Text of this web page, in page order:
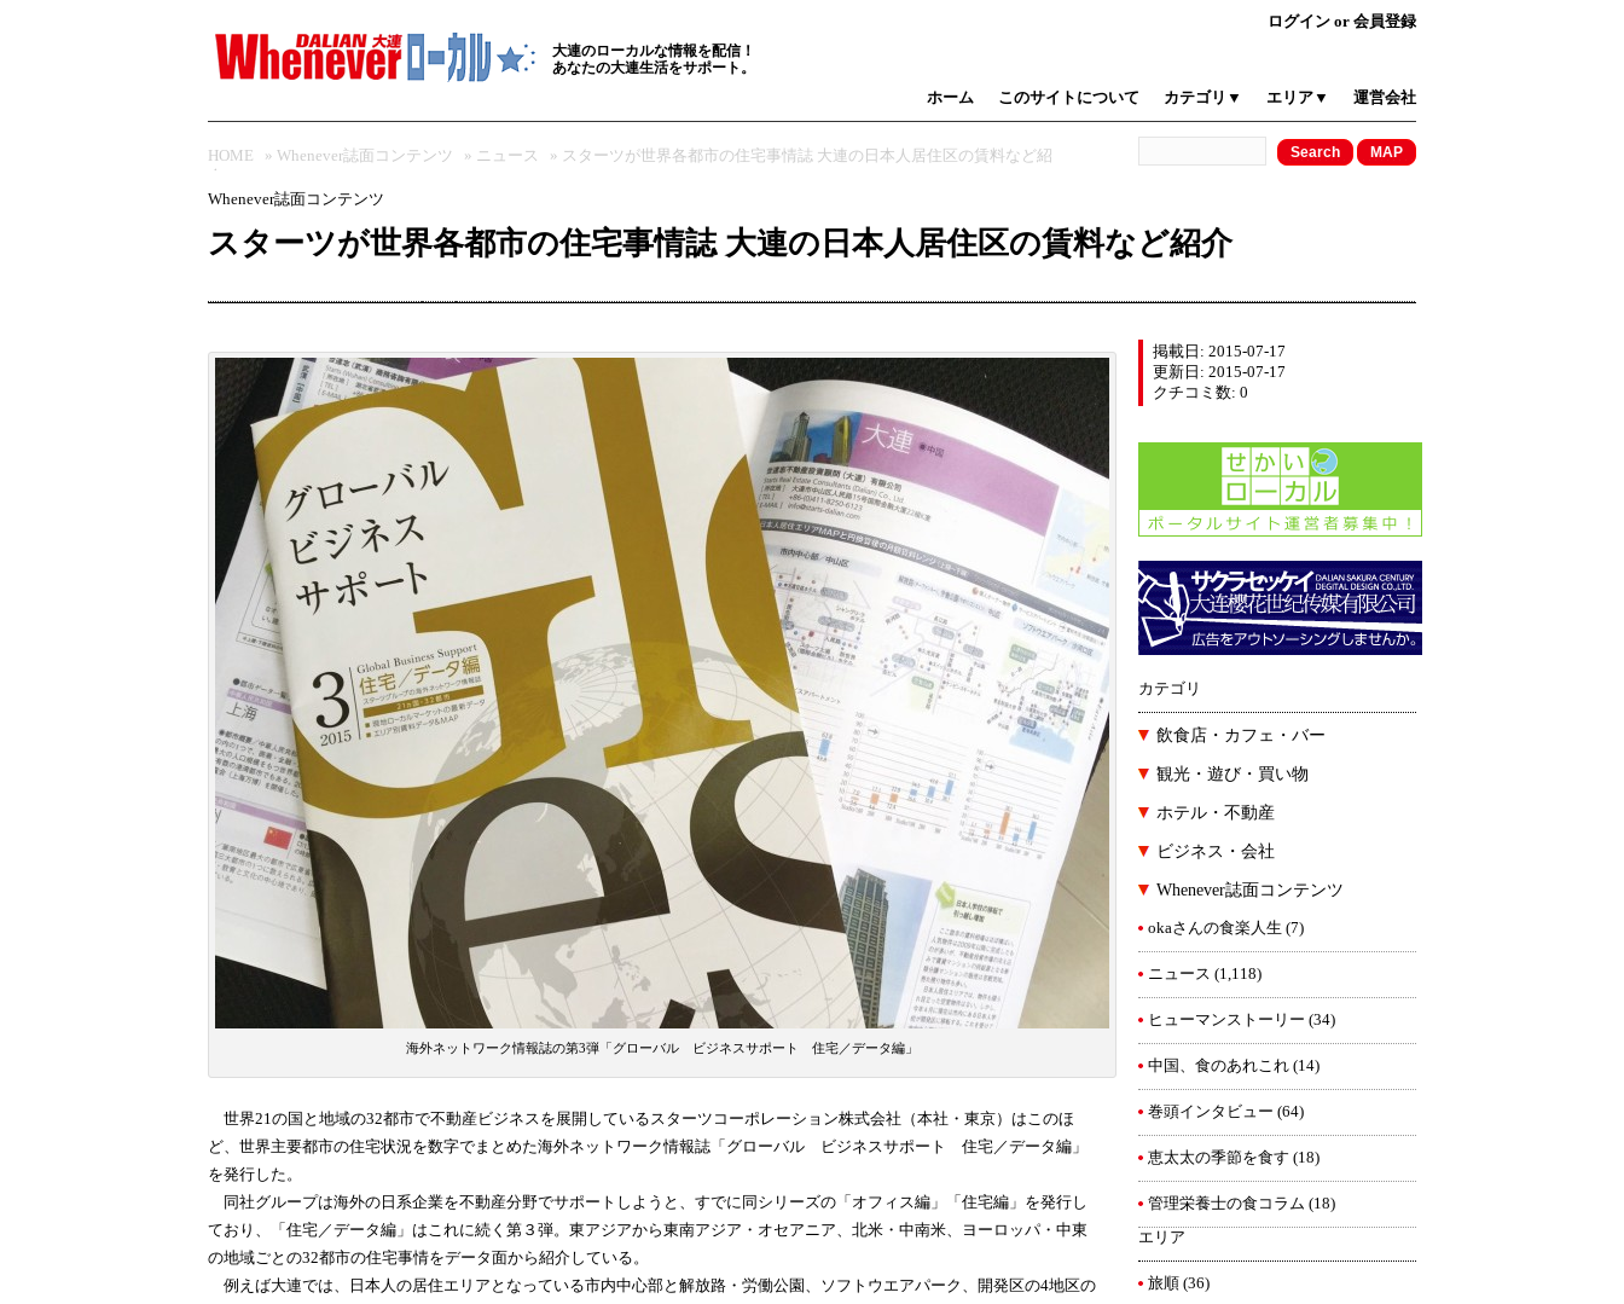
ログイン or 会員登録
大連のローカルな情報を配信！
あなたの大連生活をサポート。
ホーム
このサイトについて カテゴリ▼ エリア▼ 運営会社
HOME » Whenever誌面コンテンツ » ニュース
» スターツが世界各都市の住宅事情誌 大連の日本人居住区の賃料など紹
Whenever誌面コンテンツ
スターツが世界各都市の住宅事情誌 大連の日本人居住区の賃料など紹介
海外ネットワーク情報誌の第3弾「グローバル ビジネスサポート 住宅／データ編」
世界21の国と地域の32都市で不動産ビジネスを展開しているスターツコーポレーション株式会社（本社・東京）はこのほ
ど、世界主要都市の住宅状況を数字でまとめた海外ネットワーク情報誌「グローバル ビジネスサポート 住宅／データ編」
を発行した。
同社グループは海外の日系企業を不動産分野でサポートしようと、すでに同シリーズの「オフィス編」「住宅編」を発行し
ており、「住宅／データ編」はこれに続く第３弾。東アジアから東南アジア・オセアニア、北米・中南米、ヨーロッパ・中東
の地域ごとの32都市の住宅事情をデータ面から紹介している。
例えば大連では、日本人の居住エリアとなっている市内中心部と解放路・労働公園、ソフトウエアパーク、開発区の4地区の
掲載日: 2015-07-17
更新日: 2015-07-17
クチコミ数: 0
カテゴリ
飲食店・カフェ・バー
観光・遊び・買い物
ホテル・不動産
ビジネス・会社
Whenever誌面コンテンツ
okaさんの食楽人生 (7)
ニュース (1,118)
ヒューマンストーリー (34)
中国、食のあれこれ (14)
巻頭インタビュー (64)
恵太太の季節を食す (18)
管理栄養士の食コラム (18)
エリア
旅順 (36)